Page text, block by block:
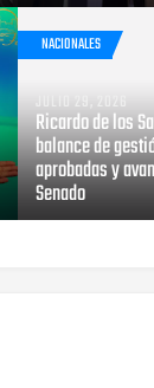
NACIONALES
JULIO 29, 2026
Ricardo de los
balance de
aprobadas y
Senado